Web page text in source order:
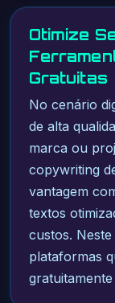
Otimize
Gratuitas
No cenário
de alta
marca ou
copywriting
vantagem
textos
custos.
plataformas